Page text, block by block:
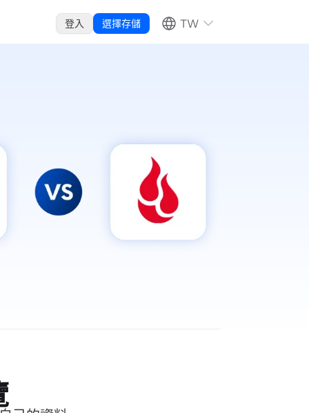
登入 選擇存儲 TW